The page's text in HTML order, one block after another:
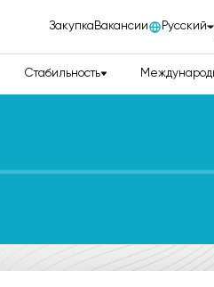
Закупка Вакансии Русский
Стабильность